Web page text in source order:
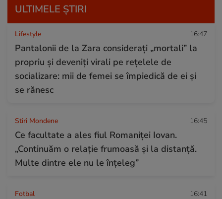
ULTIMELE ȘTIRI
Lifestyle 16:47
Pantalonii de la Zara considerați „mortali” la
propriu și deveniți virali pe rețelele de
socializare: mii de femei se împiedică de ei și
se rănesc
Stiri Mondene 16:45
Ce facultate a ales fiul Romaniței Iovan.
„Continuăm o relație frumoasă și la distanță.
Multe dintre ele nu le înțeleg”
Fotbal 16:41